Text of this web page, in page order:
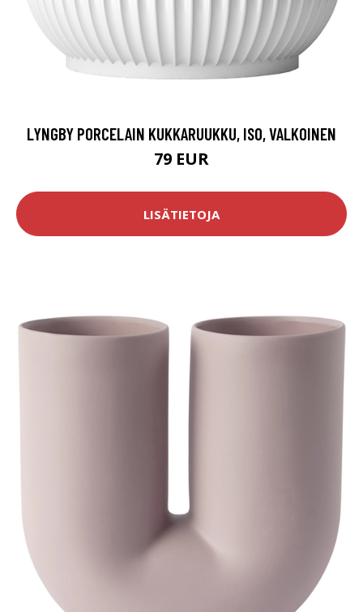
LYNGBY PORCELAIN KUKKARUUKKU, ISO, VALKOINEN
79 EUR
LISÄTIETOJA